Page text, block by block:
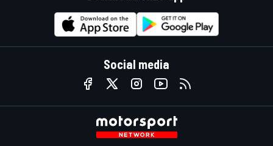
Social media